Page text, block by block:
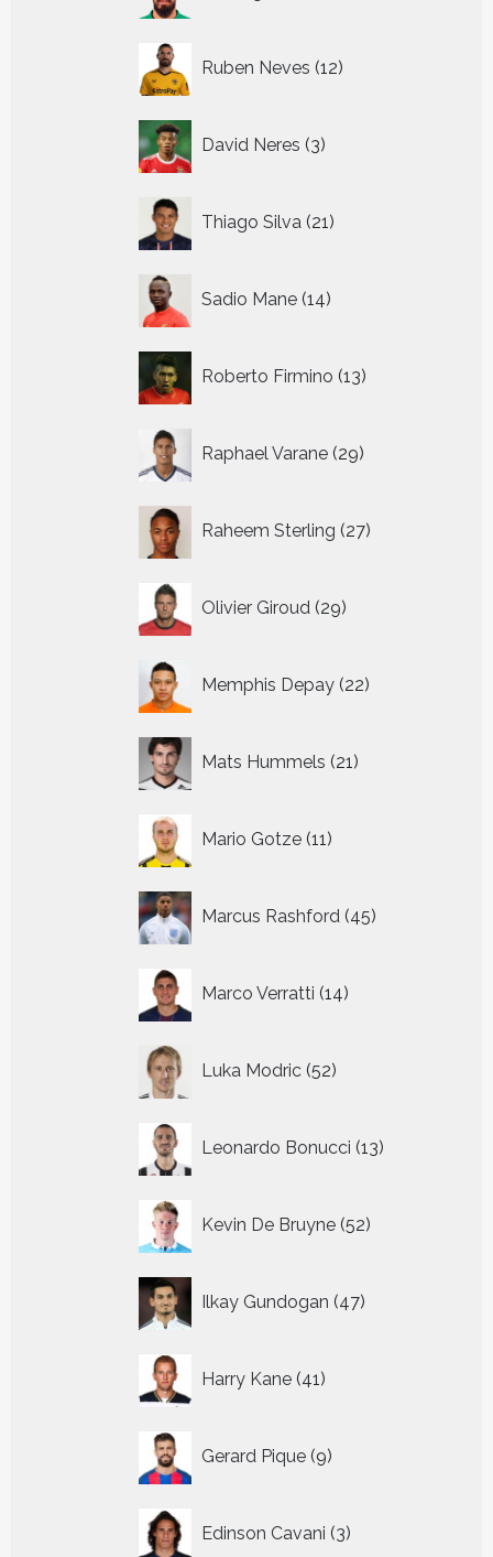
Ruben Neves 12
producten
David Neres 3
producten
Thiago Silva 21
producten
Sadio Mane 14
producten
Roberto Firmino 13
producten
Raphael Varane 29
producten
Raheem Sterling 27
producten
Olivier Giroud 29
producten
Memphis Depay 22
producten
Mats Hummels 21
producten
Mario Gotze 11
producten
Marcus Rashford 45
producten
Marco Verratti 14
producten
Luka Modric 52
producten
Leonardo Bonucci 13
producten
Kevin De Bruyne 52
producten
Ilkay Gundogan 47
producten
Harry Kane 41
producten
Gerard Pique 9
producten
Edinson Cavani 3
producten